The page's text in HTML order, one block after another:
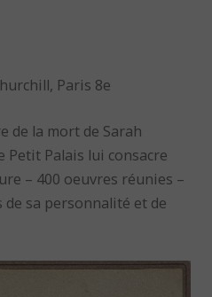
Paris 8e
de la mort de Sarah
Petit Palais lui consacre
– 400 oeuvres réunies –
sa personnalité et de